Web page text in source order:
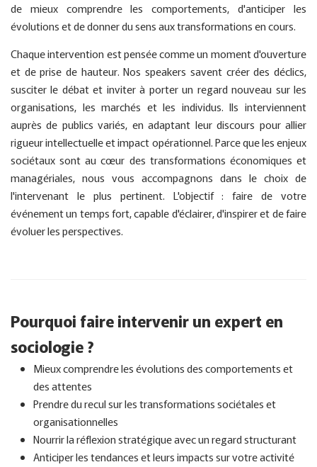
de mieux comprendre les comportements, d'anticiper les
évolutions et de donner du sens aux transformations en cours.
Chaque intervention est pensée comme un moment d'ouverture
et de prise de hauteur. Nos speakers savent créer des déclics,
susciter le débat et inviter à porter un regard nouveau sur les
organisations, les marchés et les individus. Ils interviennent
auprès de publics variés, en adaptant leur discours pour allier
rigueur intellectuelle et impact opérationnel. Parce que les enjeux
sociétaux sont au cœur des transformations économiques et
managériales, nous vous accompagnons dans le choix de
l'intervenant le plus pertinent. L'objectif : faire de votre
événement un temps fort, capable d'éclairer, d'inspirer et de faire
évoluer les perspectives.
Pourquoi faire intervenir un expert en
sociologie ?
Mieux comprendre les évolutions des comportements et
des attentes
Prendre du recul sur les transformations sociétales et
organisationnelles
Nourrir la réflexion stratégique avec un regard structurant
Anticiper les tendances et leurs impacts sur votre activité